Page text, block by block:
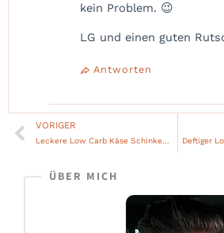
kein Problem. 😉
LG und einen guten
Antworten
Zurück
VORIGER
Leckere Low Carb Käse Schinken Muffins
ÜBER MICH